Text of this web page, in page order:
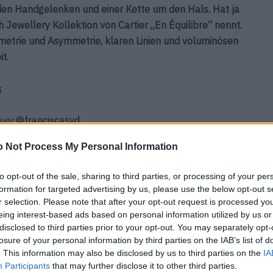
Not Process My Personal Information
opt-out of the sale, sharing to third parties, or processing of your
for targeted advertising by us, please use the below opt-out
selection. Please note that after your opt-out request is processed
interest-based ads based on personal information utilized by us
to third parties prior to your opt-out. You may separately
of your personal information by third parties on the IAB’s list of
This information may also be disclosed by us to third parties on the
Participants that may further disclose it to other third parties.
Handgelenken und einer Kette um den Hals. Hat ja
Jewellery Kollektion von Cartier „En Équilibre“ nennt.
und Asymmetrie, klaren Linien und voluminösen
@franciscasvd
@iconic_mgmt
Schmuck von CARTIER HIGH JEWELLERY. („Azulejo“ Ring aus Weißgold,
Saphiren und Diamanten. „Skudo“ Ring aus Weißgold, Onyx und
Diamanten) Handschuhe von SIMONE ROCHA.